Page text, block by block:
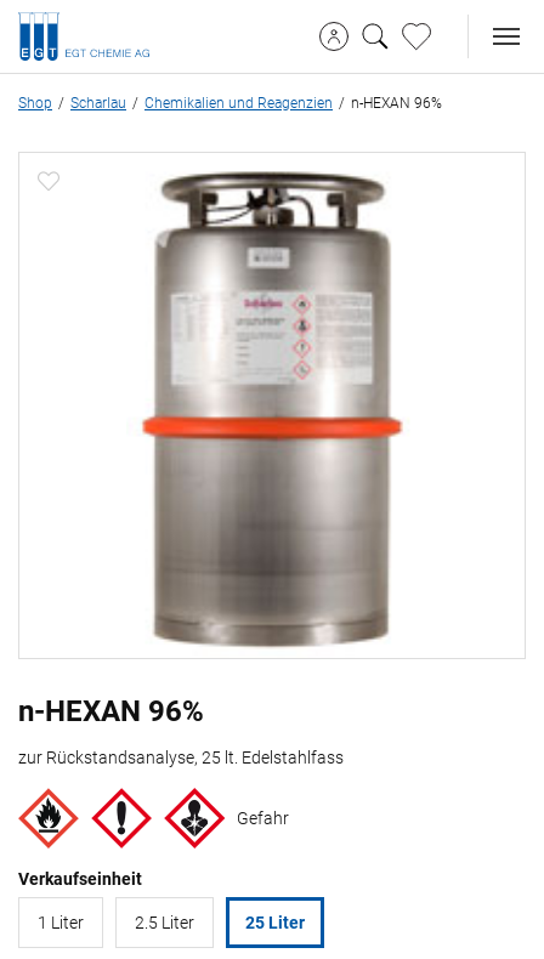
Shop Scharlau Chemikalien und Reagenzien n-HEXAN 96%
n-HEXAN 96%
zur Rückstandsanalyse, 25 lt. Edelstahlfass
Gefahr
Verkaufseinheit
1 Liter 2.5 Liter 25 Liter